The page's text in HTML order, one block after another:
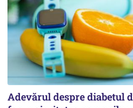
Adevărul despre diabetul